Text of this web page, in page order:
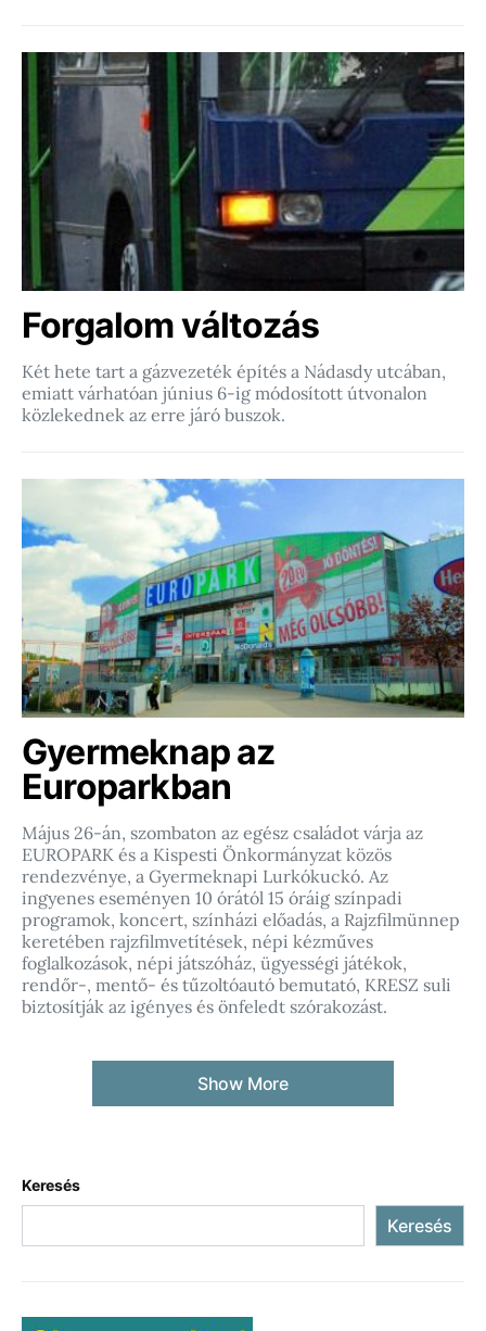
Forgalom változás
Két hete tart a gázvezeték építés a Nádasdy utcában,
emiatt várhatóan június 6-ig módosított útvonalon
közlekednek az erre járó buszok.
Gyermeknap az
Europarkban
Május 26-án, szombaton az egész családot várja az
EUROPARK és a Kispesti Önkormányzat közös
rendezvénye, a Gyermeknapi Lurkókuckó. Az
ingyenes eseményen 10 órától 15 óráig színpadi
programok, koncert, színházi előadás, a Rajzfilmünnep
keretében rajzfilmvetítések, népi kézműves
foglalkozások, népi játszóház, ügyességi játékok,
rendőr-, mentő- és tűzoltóautó bemutató, KRESZ suli
biztosítják az igényes és önfeledt szórakozást.
Show More
Keresés
Keresés